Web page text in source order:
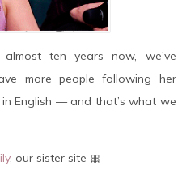
ten years now, we’ve
more people following her
English — and that’s what we
, our sister site 🎀